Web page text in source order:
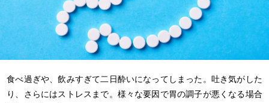
食べ過ぎや、飲みすぎて二日酔いになってしまった。吐き気がした
り、さらにはストレスまで。様々な要因で胃の調子が悪くなる場合